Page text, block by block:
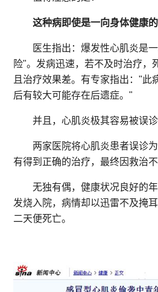
这种病即使是一向身体健康的
医生指出：爆发性心肌炎是
险"。发病迅速，若不及时治疗，
且治疗效果差。有专家指出："此
后有较大可能存在后遗症。"
并且，心肌炎极其容易被误诊
两家医院将心肌炎患者误诊
有得到正确的治疗，最终因救治
无独有偶，健康状况良好的
发烧入院，病情却以迅雷不及掩
二天便死亡。